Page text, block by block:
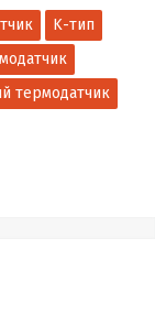
K-тип
термодатчик